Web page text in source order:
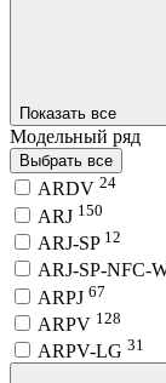
Показать все
Модельный ряд
Выбрать все
ARDV 24
ARJ 150
ARJ-SP 12
ARJ-SP-NFC-
ARPJ 67
ARPV 128
ARPV-LG 31